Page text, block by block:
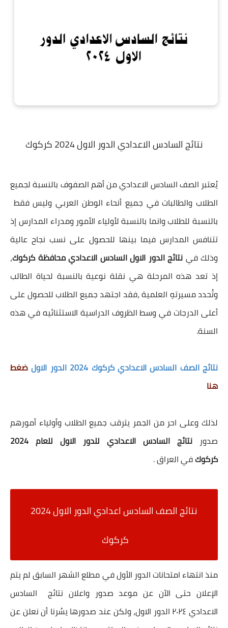
نتائج السادس الاعدادي الدور الاول 2024 كركوك
يُعتبر الصف السادس الاعدادي من أهم الصفوف بالنسبة لجميع
الطلاب والطالبات في جميع أنحاء الوطن العربي وليس فقط
بالنسبة للطلاب وانما بالنسبة لأولياء الأمور ومدراء المدارس إذ
تتنافس المدارس فيما بينها للحصول على نسب نجاح عالية
وذلك في نتائج الدور الاول السادس الاعدادي محافظة كركوك،
إذ تعد هذه المرحلة هي نقلة نوعية بالنسبة لحياة الطالب
وتُحدد مسيرتهِ العلمية ،فقد اجتهد جميع الطلاب للحصول على
أعلى الدرجات في وسط الظروف الدراسية الاستثنائيه في هذه
السنة.
نتائج الصف السادس الاعدادي كركوك 2024 الدور الاول
ضغط
هنا
لذلك وعلى احر من الجمر يترقب جميع الطلاب وأولياء أمورهم
صدور
نتائج السادس الاعدادي للدور الاول للعام 2024
كركوكفي العراق .
نتائج الصف السادس اعدادي الدور الاول 2024
كركوك
منذ انتهاء امتحانات الدور الأول في مطلع الشهر السابق لم يتم
الإعلان حتى الآن عن موعد صدور واعلان نتائج السادس
الاعدادي ٢٠٢٤ الدور الاول، ولكن عند صدورها يسُرنا أن نعلن عن